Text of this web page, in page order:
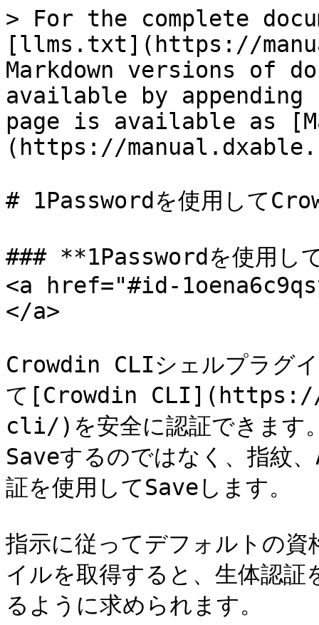
> For the complete
[llms.txt](https://
Markdown versions of
available by
page is available as
(https://
# 1Passwordを使用して
### **1Passwordを使用し
<a href="#id-
</a>
Crowdin CLIシェルプラグ
て[Crowdin
cli/)を安全に認証できます
Saveするのではなく、指紋
証を使用してSaveします。
指示に従ってデフォルトの
イルを取得すると、生体認
るように求められます。